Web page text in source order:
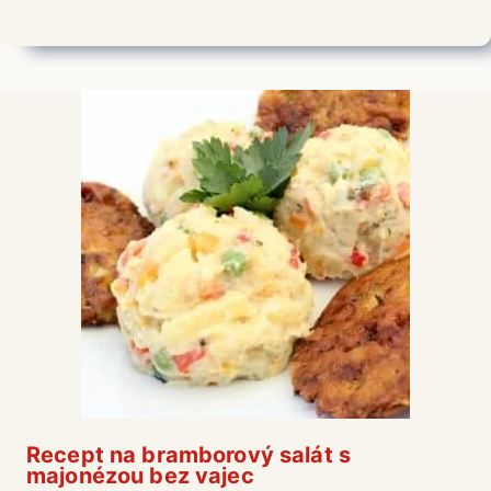
Recept na bramborový salát s
majonézou bez vajec